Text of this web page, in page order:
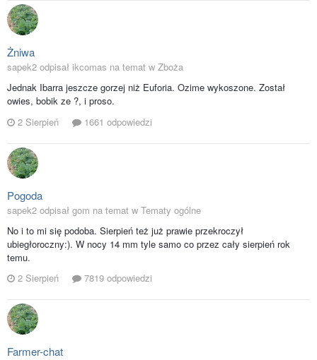
Żniwa
sapek2 odpisał ikcomas na temat w Zboża
Jednak Ibarra jeszcze gorzej niż Euforia. Ozime wykoszone. Został
owies, bobik ze ?, i proso.
2 Sierpień
1661 odpowiedzi
Pogoda
sapek2 odpisał gom na temat w Tematy ogólne
No i to mi się podoba. Sierpień też już prawie przekroczył
ubiegłoroczny:). W nocy 14 mm tyle samo co przez cały sierpień rok
temu.
2 Sierpień
7819 odpowiedzi
Farmer-chat